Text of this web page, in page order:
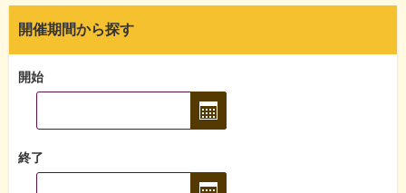
開催期間から探す
開始
終了